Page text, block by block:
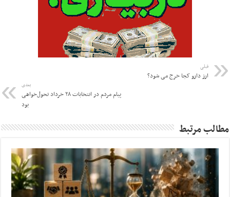
قبلی
ارز دارو کجا خرج می شود؟
بعدی
پیام مردم در انتخابات ۲۸ خرداد تحول‌خواهی
بود
مطالب مرتبط